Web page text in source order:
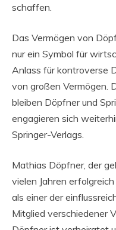
schaffen.
Das Vermögen von
nur ein Symbol für
Anlass für kontroverse
von großen Vermögen.
bleiben Döpfner und
engagieren sich
Springer-Verlags.
Mathias Döpfner, der
vielen Jahren
als einer der
Mitglied verschiedener